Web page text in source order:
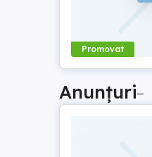
Promovat
Anunțuri–